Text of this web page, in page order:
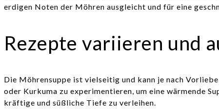
erdigen Noten der Möhren ausgleicht und für eine
Rezepte variieren und
Die Möhrensuppe ist vielseitig und kann je nach
oder Kurkuma zu experimentieren, um eine wärmende
kräftige und süßliche Tiefe zu verleihen.